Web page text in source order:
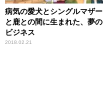
病気の愛犬とシングルマザー
と鹿との間に生まれた、夢の
ビジネス
2018.02.21